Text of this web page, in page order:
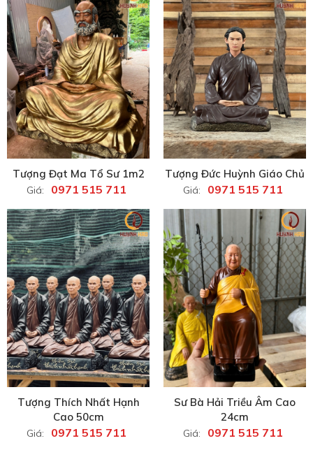
Tượng Đạt Ma Tổ Sư 1m2
Giá: 0971 515 711
Tượng Đức Huỳnh Giáo Chủ
Giá: 0971 515 711
Tượng Thích Nhất Hạnh
Cao 50cm
Giá: 0971 515 711
Sư Bà Hải Triều Âm Cao
24cm
Giá: 0971 515 711